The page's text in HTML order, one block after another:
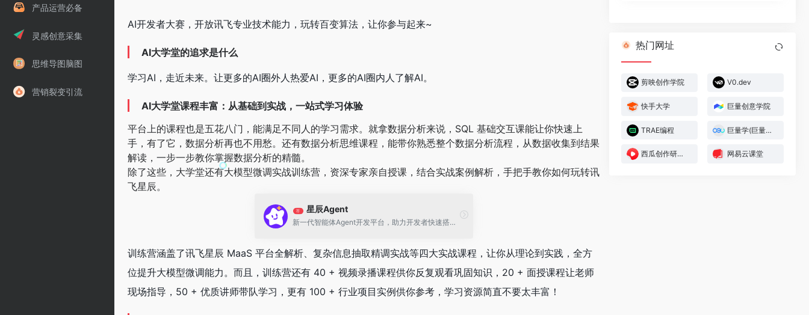
产品运营必备
灵感创意采集
思维导图脑图
营销裂变引流
AI开发者大赛，开放讯飞专业技术能力，玩转百变算法，让你参与起来~
AI大学堂的追求是什么
学习AI，走近未来。让更多的AI圈外人热爱AI，更多的AI圈内人了解AI。
AI大学堂课程丰富：从基础到实战，一站式学习体验
平台上的课程也是五花八门，能满足不同人的学习需求。就拿数据分析来说，SQL 基础交互课能让你快速上
手，有了它，数据分析再也不用愁。还有数据分析思维课程，能带你熟悉整个数据分析流程，从数据收集到结果
解读，一步一步教你掌握数据分析的精髓。
除了这些，大学堂还有大模型微调实战训练营，资深专家亲自授课，结合实战案例解析，手把手教你如何玩转讯
飞星辰。
荐 星辰Agent
新一代智能体Agent开发平台，助力开发者快速搭建生产级智能体
训练营涵盖了讯飞星辰 MaaS 平台全解析、复杂信息抽取精调实战等四大实战课程，让你从理论到实践，全方
位提升大模型微调能力。而且，训练营还有 40 + 视频录播课程供你反复观看巩固知识，20 + 面授课程让老师
现场指导，50 + 优质讲师带队学习，更有 100 + 行业项目实例供你参考，学习资源简直不要太丰富！
热门网址
剪映创作学院 V0.dev
快手大学 巨量创意学院
TRAE编程 巨量学(巨量大学)
西瓜创作研究中心(西瓜大学) 网易云课堂